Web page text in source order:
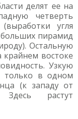
делят ее на
четверть
угля
пирамид
Остальную
крайнем востоке
Узкую
только в одном
(к западу от
Здесь растут